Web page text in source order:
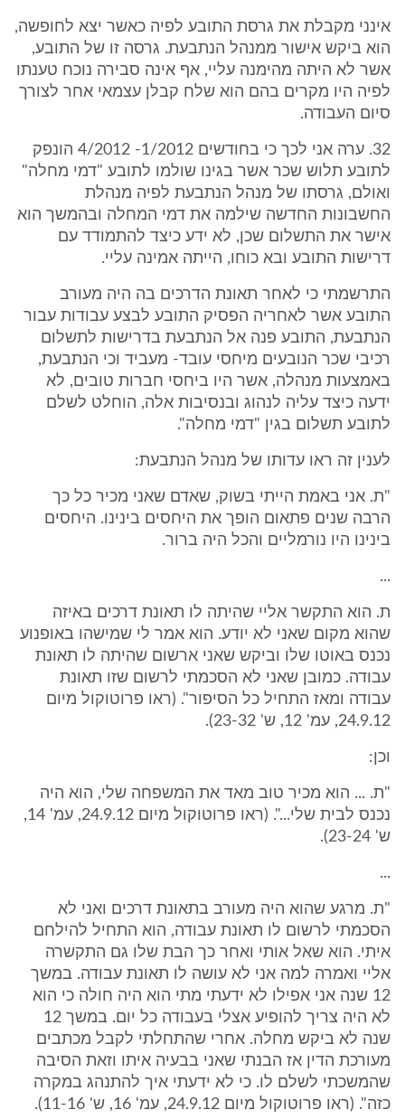
אינני מקבלת את גרסת התובע לפיה כאשר יצא לחופשה,
הוא ביקש אישור ממנהל הנתבעת. גרסה זו של התובע,
אשר לא היתה מהימנה עליי, אף אינה סבירה נוכח טענתו
לפיה היו מקרים בהם הוא שלח קבלן עצמאי אחר לצורך
סיום העבודה.
32. ערה אני לכך כי בחודשים 1/2012- 4/2012 הונפק
לתובע תלוש שכר אשר בגינו שולמו לתובע "דמי מחלה"
ואולם, גרסתו של מנהל הנתבעת לפיה מנהלת
החשבונות החדשה שילמה את דמי המחלה ובהמשך הוא
אישר את התשלום שכן, לא ידע כיצד להתמודד עם
דרישות התובע ובא כוחו, הייתה אמינה עליי.
התרשמתי כי לאחר תאונת הדרכים בה היה מעורב
התובע אשר לאחריה הפסיק התובע לבצע עבודות עבור
הנתבעת, התובע פנה אל הנתבעת בדרישות לתשלום
רכיבי שכר הנובעים מיחסי עובד- מעביד וכי הנתבעת,
באמצעות מנהלה, אשר היו ביחסי חברות טובים, לא
ידעה כיצד עליה לנהוג ובנסיבות אלה, הוחלט לשלם
לתובע תשלום בגין "דמי מחלה".
לענין זה ראו עדותו של מנהל הנתבעת:
"ת. אני באמת הייתי בשוק, שאדם שאני מכיר כל כך
הרבה שנים פתאום הופך את היחסים בינינו. היחסים
בינינו היו נורמליים והכל היה ברור.
...
ת. הוא התקשר אליי שהיתה לו תאונת דרכים באיזה
שהוא מקום שאני לא יודע. הוא אמר לי שמישהו באופנוע
נכנס באוטו שלו וביקש שאני ארשום שהיתה לו תאונת
עבודה. כמובן שאני לא הסכמתי לרשום שזו תאונת
עבודה ומאז התחיל כל הסיפור". (ראו פרוטוקול מיום
24.9.12, עמ' 12, ש' 23-32).
וכן:
"ת. ... הוא מכיר טוב מאד את המשפחה שלי, הוא היה
נכנס לבית שלי...". (ראו פרוטוקול מיום 24.9.12, עמ' 14,
ש' 23-24).
...
"ת. מרגע שהוא היה מעורב בתאונת דרכים ואני לא
הסכמתי לרשום לו תאונת עבודה, הוא התחיל להילחם
איתי. הוא שאל אותי ואחר כך הבת שלו גם התקשרה
אליי ואמרה למה אני לא עושה לו תאונת עבודה. במשך
12 שנה אני אפילו לא ידעתי מתי הוא היה חולה כי הוא
לא היה צריך להופיע אצלי בעבודה כל יום. במשך 12
שנה לא ביקש מחלה. אחרי שהתחלתי לקבל מכתבים
מעורכת הדין אז הבנתי שאני בבעיה איתו וזאת הסיבה
שהמשכתי לשלם לו. כי לא ידעתי איך להתנהג במקרה
כזה". (ראו פרוטוקול מיום 24.9.12, עמ' 16, ש' 11-16).